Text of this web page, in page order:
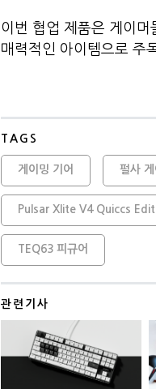
이번 협업 제품은 게이
매력적인 아이템으로 주
TAGS
게이밍 기어 펄사 게
Pulsar Xlite V4 Quiccs
TEQ63 피규어
관련기사